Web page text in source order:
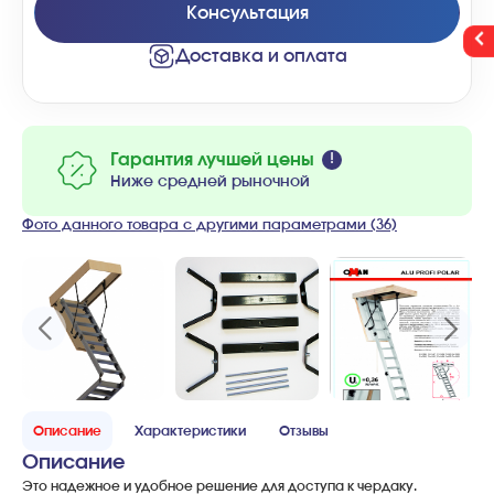
Гарантия лучшей цены
Ниже средней рыночной
Консультация
Доставка и оплата
Фото данного товара с другими параметрами (36)
Описание Характеристики Отзывы
Описание
Это надежное и удобное решение для доступа к чердаку.